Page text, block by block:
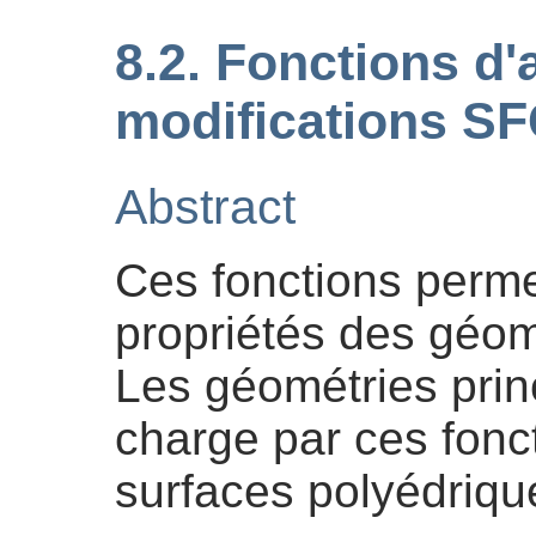
8.2. Fonctions
modifications
Abstract
Ces fonctions
propriétés des
Les géométries
charge par ces
surfaces